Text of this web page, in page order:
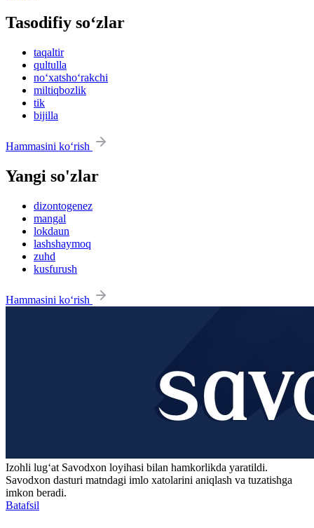
Tasodifiy so‘zlar
taqaltir
qultulla
no‘xatsho‘rakchi
miltiqbozlik
tik
bijilla
Hammasini ko‘rish
Yangi so'zlar
dizontogenez
mangal
lokdaun
lashshaymoq
zuhd
kusfurush
Hammasini ko‘rish
Izohli lugʻat Savodxon loyihasi bilan hamkorlikda yaratildi.
Savodxon dasturi matndagi imlo xatolarini aniqlash va tuzatishga
imkon beradi.
Batafsil